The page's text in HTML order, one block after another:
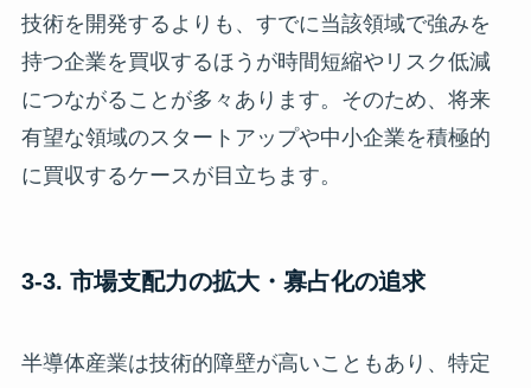
技術を開発するよりも、すでに当該領域で強みを
持つ企業を買収するほうが時間短縮やリスク低減
につながることが多々あります。そのため、将来
有望な領域のスタートアップや中小企業を積極的
に買収するケースが目立ちます。
3-3. 市場支配力の拡大・寡占化の追求
半導体産業は技術的障壁が高いこともあり、特定